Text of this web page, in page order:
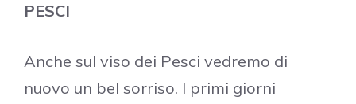
PESCI
Anche sul viso dei Pesci vedremo di
nuovo un bel sorriso. I primi giorni